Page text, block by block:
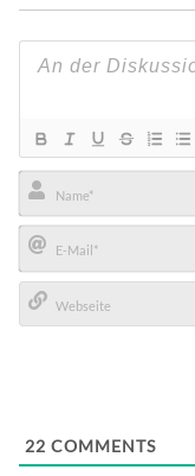
Name*
E-
Mail*
22 COMMENTS